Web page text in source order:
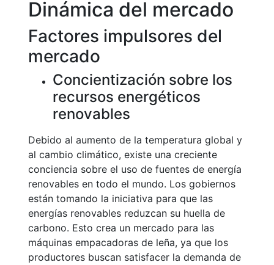
Dinámica del mercado
Factores impulsores del
mercado
Concientización sobre los
recursos energéticos
renovables
Debido al aumento de la temperatura global y
al cambio climático, existe una creciente
conciencia sobre el uso de fuentes de energía
renovables en todo el mundo. Los gobiernos
están tomando la iniciativa para que las
energías renovables reduzcan su huella de
carbono. Esto crea un mercado para las
máquinas empacadoras de leña, ya que los
productores buscan satisfacer la demanda de